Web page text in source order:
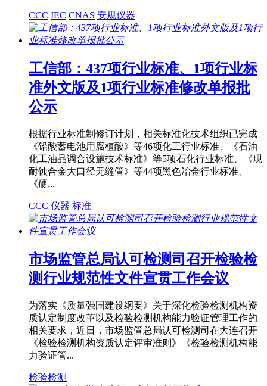
CCC IEC CNAS 安规仪器
工信部：437项行业标准、1项行业标
准外文版及1项行业标准修改单报批
公示
根据行业标准制修订计划，相关标准化技术组织已完成
《铅酸蓄电池用腐植酸》等46项化工行业标准、《石油
化工油品调合设施技术标准》等5项石化行业标准、《现
耐蚀合金大口径无缝管》等44项黑色冶金行业标准、
《硬...
CCC 仪器 标准
市场监管总局认可检测司召开检验检
测行业规范性文件宣贯工作会议
为落实《质量强国建设纲要》关于深化检验检测机构资
质认定制度改革以及检验检测机构能力验证管理工作的
相关要求，近日，市场监管总局认可检测司在大连召开
《检验检测机构资质认定评审准则》《检验检测机构能
力验证管...
检验检测